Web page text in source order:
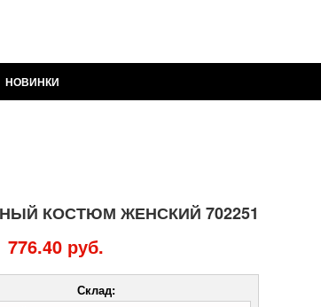
НОВИНКИ
КОСТЮМ ЖЕНСКИЙ 702251
776.40 руб.
Склад: